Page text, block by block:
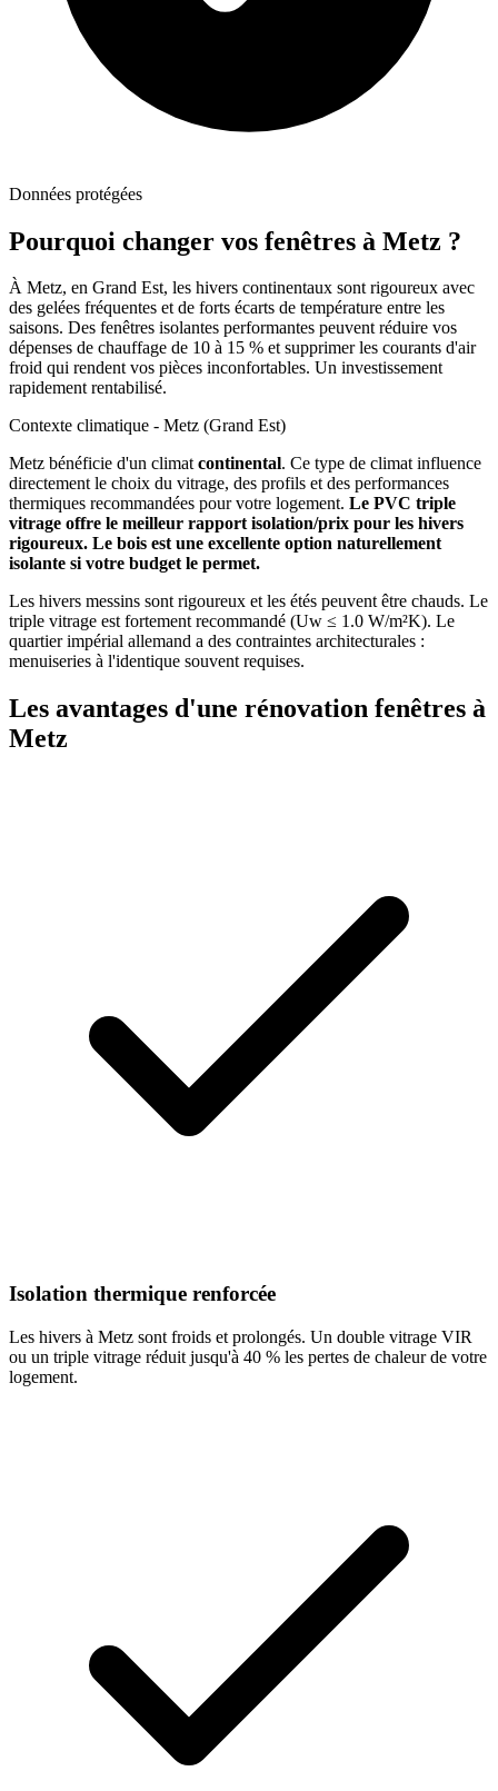
Données protégées
Pourquoi changer vos fenêtres à Metz ?
À Metz, en Grand Est, les hivers continentaux sont rigoureux avec
des gelées fréquentes et de forts écarts de température entre les
saisons. Des fenêtres isolantes performantes peuvent réduire vos
dépenses de chauffage de 10 à 15 % et supprimer les courants d'air
froid qui rendent vos pièces inconfortables. Un investissement
rapidement rentabilisé.
Contexte climatique - Metz (Grand Est)
Metz bénéficie d'un climat continental. Ce type de climat influence
directement le choix du vitrage, des profils et des performances
thermiques recommandées pour votre logement. Le PVC triple
vitrage offre le meilleur rapport isolation/prix pour les hivers
rigoureux. Le bois est une excellente option naturellement
isolante si votre budget le permet.
Les hivers messins sont rigoureux et les étés peuvent être chauds. Le
triple vitrage est fortement recommandé (Uw ≤ 1.0 W/m²K). Le
quartier impérial allemand a des contraintes architecturales :
menuiseries à l'identique souvent requises.
Les avantages d'une rénovation fenêtres à
Metz
Isolation thermique renforcée
Les hivers à Metz sont froids et prolongés. Un double vitrage VIR
ou un triple vitrage réduit jusqu'à 40 % les pertes de chaleur de votre
logement.